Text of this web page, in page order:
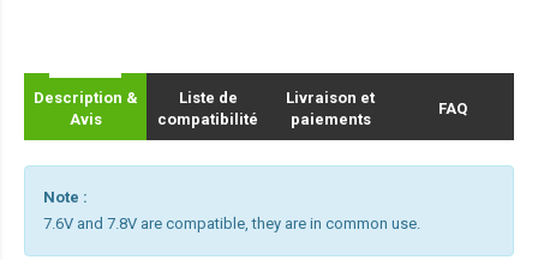
Description &
Avis
Liste de
compatibilité
Livraison et
paiements
FAQ
Note :
7.6V and 7.8V are compatible, they are in common use.